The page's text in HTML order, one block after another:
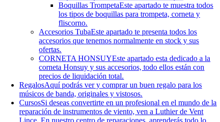
Boquillas TrompetaEste apartado te muestra todos
los tipos de boquillas para trompeta, corneta y
fliscorno.
Accesorios TubaEste apartado te presenta todos los
accesorios que tenemos normalmente en stock y sus
ofertas.
CORNETA HONSUYEste apartado esta dedicado a la
corneta Honsuy y sus accesorios, todo ellos están con
precios de liquidación total.
RegalosAquí podrás ver y comprar un buen regalo para los
músicos de banda, originales y vistosos.
CursosSi deseas convertirte en un profesional en el mundo de la
reparación de instrumentos de viento, ven a Luthier de Vent
Lince. En nuestro centro de reparaciones, aprenderás todo lo